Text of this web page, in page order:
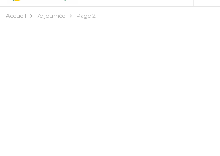
Accueil 7e journée Page 2